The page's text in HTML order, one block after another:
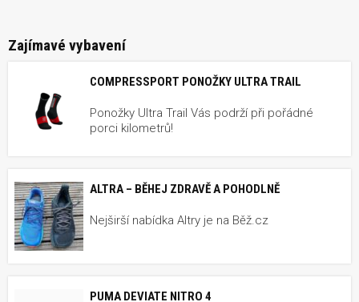
Zajímavé vybavení
COMPRESSPORT PONOŽKY ULTRA TRAIL
Ponožky Ultra Trail Vás podrží při pořádné
porci kilometrů!
ALTRA – BĚHEJ ZDRAVĚ A POHODLNĚ
Nejširší nabídka Altry je na Běž.cz
PUMA DEVIATE NITRO 4